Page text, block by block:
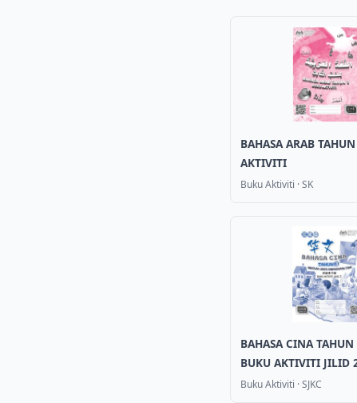
BAHASA ARAB
AKTIVITI
Buku Aktiviti ·SK
BAHASA CINA TAHUN
BUKU AKTIVITI JILID
Buku Aktiviti ·SJKC